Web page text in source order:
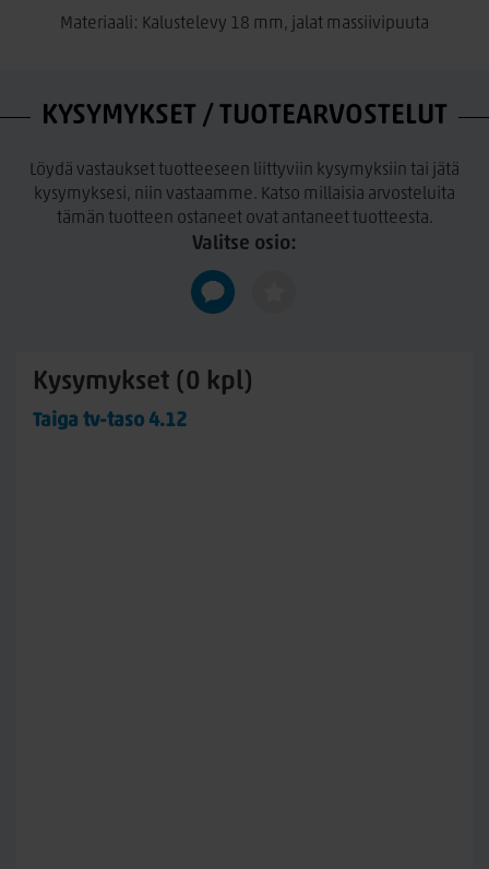
Materiaali: Kalustelevy 18 mm, jalat massiivipuuta
KYSYMYKSET / TUOTEARVOSTELUT
Löydä vastaukset tuotteeseen liittyviin kysymyksiin tai jätä
kysymyksesi, niin vastaamme. Katso millaisia arvosteluita
tämän tuotteen ostaneet ovat antaneet tuotteesta.
Valitse osio:
Kysymykset (0 kpl)
Taiga tv-taso 4.12